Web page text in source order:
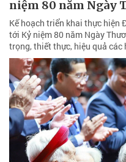
niệm 80 năm Ngày
Kế hoạch triển khai thực hiện
tới Kỷ niệm 80 năm Ngày
trọng, thiết thực, hiệu quả